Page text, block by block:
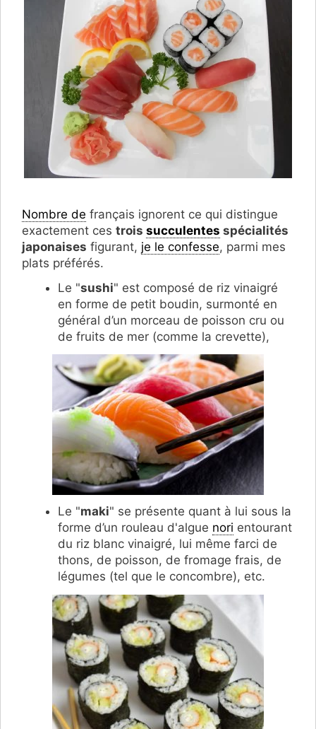
Nombre de français ignorent ce qui distingue
exactement ces trois succulentes spécialités
japonaises figurant, je le confesse, parmi mes
plats préférés.
Le "sushi" est composé de riz vinaigré
en forme de petit boudin, surmonté en
général d’un morceau de poisson cru ou
de fruits de mer (comme la crevette),
Le "maki" se présente quant à lui sous la
forme d’un rouleau d'algue nori entourant
du riz blanc vinaigré, lui même farci de
thons, de poisson, de fromage frais, de
légumes (tel que le concombre), etc.